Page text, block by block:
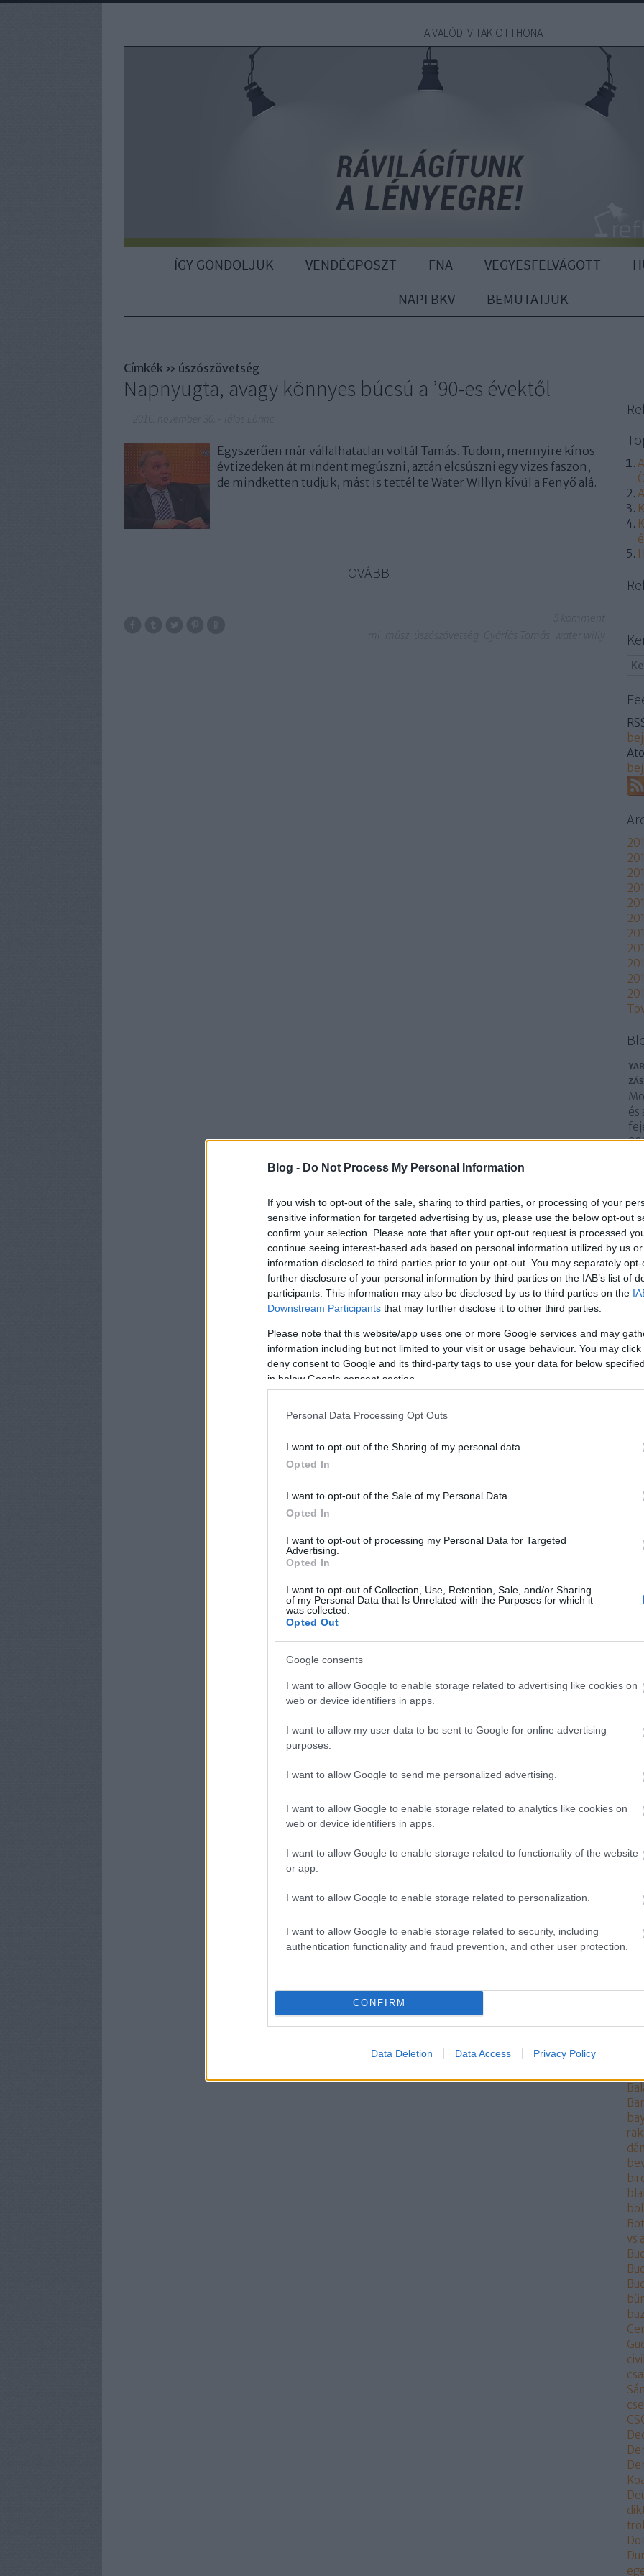
Blog - Do Not Process My Personal Information
If you wish to opt-out of the sale, sharing to third parties, or processing of your
sensitive information for targeted advertising by us, please use the below opt-out
confirm your selection. Please note that after your opt-out request is processed
continue seeing interest-based ads based on personal information utilized by us
information disclosed to third parties prior to your opt-out. You may separately
further disclosure of your personal information by third parties on the IAB’s list of
participants. This information may also be disclosed by us to third parties on the
Downstream Participants that may further disclose it to other third parties.
Please note that this website/app uses one or more Google services and may
information including but not limited to your visit or usage behaviour. You may
deny consent to Google and its third-party tags to use your data for below
in below Google consent section.
Personal Data Processing Opt Outs
I want to opt-out of the Sharing of my personal data.
Opted In
I want to opt-out of the Sale of my Personal Data.
Opted In
I want to opt-out of processing my Personal Data for Targeted
Advertising.
Opted In
I want to opt-out of Collection, Use, Retention, Sale, and/or Sharing
of my Personal Data that Is Unrelated with the Purposes for which it
was collected.
Opted Out
Google consents
I want to allow Google to enable storage related to advertising like cookies on
web or device identifiers in apps.
I want to allow my user data to be sent to Google for online advertising
purposes.
I want to allow Google to send me personalized advertising.
I want to allow Google to enable storage related to analytics like cookies on
web or device identifiers in apps.
I want to allow Google to enable storage related to functionality of the website
or app.
I want to allow Google to enable storage related to personalization.
I want to allow Google to enable storage related to security, including
authentication functionality and fraud prevention, and other user protection.
CONFIRM
Data Deletion Data Access Privacy Policy
A VALÓDI VITÁK OTTHONA
ÍGY GONDOLJUK VENDÉGPOSZT FNA VEGYESFELVÁGOTT
NAPI BKV
BEMUTATJUK
Címkék » úszószövetség
Napnyugta, avagy könnyes búcsú a ’90-es évektől
Egyszerűen már vállalhatatlan voltál Tamás. Tudom, mennyire kínos
évtizedeken át mindent megúszni, aztán elcsúszni egy vizes faszon,
de mindketten tudjuk, mást is tettél te Water Willyn kívül a Fenyő alá.
TOVÁBB
és
az
(
bér
vs
civil